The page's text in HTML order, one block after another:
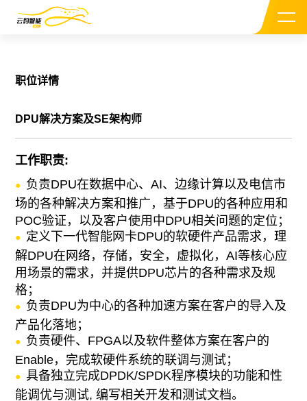
CEO介绍
投资机构
新闻资讯
English
职位详情
DPU解决方案及SE架构师
工作职责:
负责DPU在数据中心、AI、边缘计算以及电信市
场的各种解决方案和推广，基于DPU的各种应用和
POC验证，以及客户使用中DPU相关问题的定位；
定义下一代智能网卡DPU的软硬件产品需求，理
解DPU在网络，存储，安全，虚拟化，AI等核心应
用场景的需求，并提供DPU芯片的各种需求及规
格；
负责DPU为中心的各种加速方案在客户的导入及
产品化落地；
负责硬件、FPGA以及软件整体方案在客户的
Enable，完成软硬件系统的联调与测试；
具备独立完成DPDK/SPDK程序模块的功能和性
能调优与测试, 编写相关开发和测试文档。